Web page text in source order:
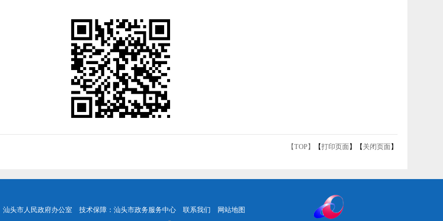
【TOP】 【打印页面 】【 关闭页面 】
汕头市人民政府办公室 技术保障：汕头市政务服务中心 联系我们 网站地图